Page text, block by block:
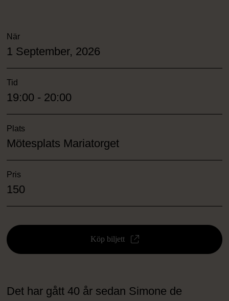
När
1 September, 2026
Tid
19:00 - 20:00
Plats
Mötesplats Mariatorget
Pris
150
Köp biljett
Det har gått 40 år sedan Simone de